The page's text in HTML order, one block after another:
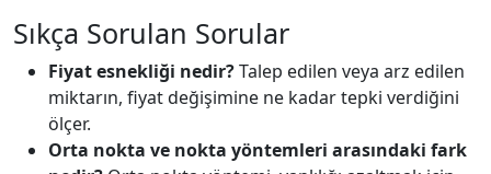
Sıkça Sorulan Sorular
Fiyat esnekliği nedir?Talep edilen veya arz edilen
miktarın, fiyat değişimine ne kadar tepki verdiğini
ölçer.
Orta nokta ve nokta yöntemleri arasındaki fark